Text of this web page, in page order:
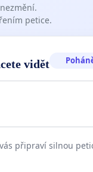
petice.
vidět
připraví silnou